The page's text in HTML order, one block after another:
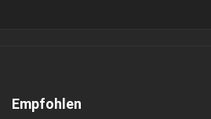
Kontakt, Impressum
Empfohlen